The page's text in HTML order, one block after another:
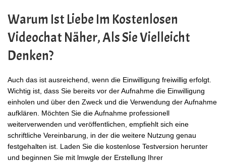
Warum Ist Liebe Im Kostenlosen
Videochat Näher, Als Sie Vielleicht
Denken?
Auch das ist ausreichend, wenn die Einwilligung freiwillig erfolgt.
Wichtig ist, dass Sie bereits vor der Aufnahme die Einwilligung
einholen und über den Zweck und die Verwendung der Aufnahme
aufklären. Möchten Sie die Aufnahme professionell
weiterverwenden und veröffentlichen, empfiehlt sich eine
schriftliche Vereinbarung, in der die weitere Nutzung genau
festgehalten ist. Laden Sie die kostenlose Testversion herunter
und beginnen Sie mit lmwgle der Erstellung Ihrer